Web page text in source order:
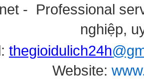
- Professional
nghiệp,
thegioidulich24h
Website: